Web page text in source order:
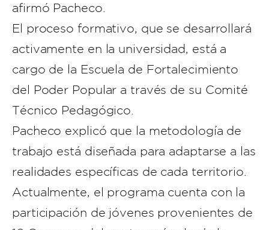
afirmó Pacheco.
​El proceso formativo, que se desarrollará
activamente en la universidad, está a
cargo de la Escuela de Fortalecimiento
del Poder Popular a través de su Comité
Técnico Pedagógico.
​Pacheco explicó que la metodología de
trabajo está diseñada para adaptarse a las
realidades específicas de cada territorio.
Actualmente, el programa cuenta con la
participación de jóvenes provenientes de